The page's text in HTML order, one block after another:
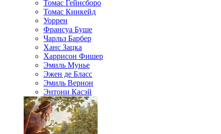
Томас Гейнсборо
Томас Кинкейд
Уоррен
Франсуа Буше
Чарльз Барбер
Ханс Зацка
Харрисон Фишер
Эмиль Мунье
Эжен де Бласс
Эмиль Вернон
Энтони Касэй